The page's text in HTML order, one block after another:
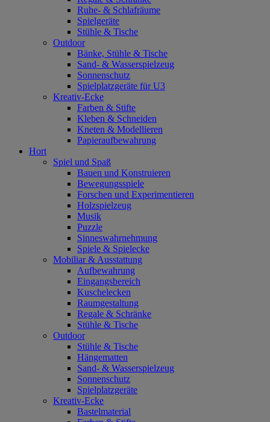
Ruhe- & Schlafräume
Spielgeräte
Stühle & Tische
Outdoor
Bänke, Stühle & Tische
Sand- & Wasserspielzeug
Sonnenschutz
Spielplatzgeräte für U3
Kreativ-Ecke
Farben & Stifte
Kleben & Schneiden
Kneten & Modellieren
Papieraufbewahrung
Hort
Spiel und Spaß
Bauen und Konstruieren
Bewegungsspiele
Forschen und Experimentieren
Holzspielzeug
Musik
Puzzle
Sinneswahrnehmung
Spiele & Spielecke
Mobiliar & Ausstattung
Aufbewahrung
Eingangsbereich
Kuschelecken
Raumgestaltung
Regale & Schränke
Stühle & Tische
Outdoor
Stühle & Tische
Hängematten
Sand- & Wasserspielzeug
Sonnenschutz
Spielplatzgeräte
Kreativ-Ecke
Bastelmaterial